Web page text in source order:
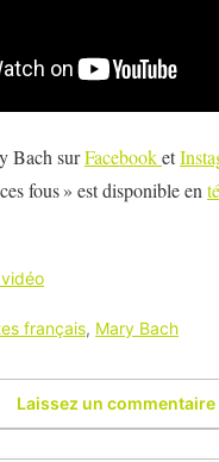
Bach surFacebooket
fous » est disponible en
français, Mary Bach
Laissez un commentaire